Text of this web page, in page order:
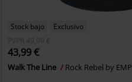
Stock bajo
Exclusivo
PVPR 49,99 €
43,99 €
Walk The Line Rock Rebel by EMP